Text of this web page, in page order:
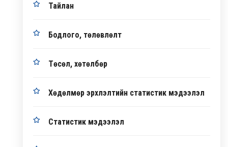
Тайлан
Бодлого, төлөвлөлт
Төсөл, хөтөлбөр
Хөдөлмөр эрхлэлтийн статистик мэдээлэл
Статистик мэдээлэл